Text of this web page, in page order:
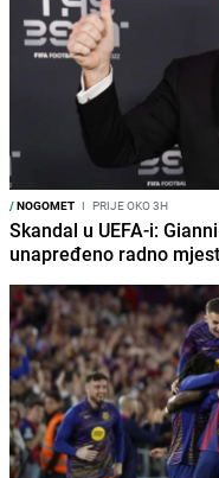
/NOGOMET I PRIJE OKO 3H
Skandal u UEFA-i:
unapređeno radno